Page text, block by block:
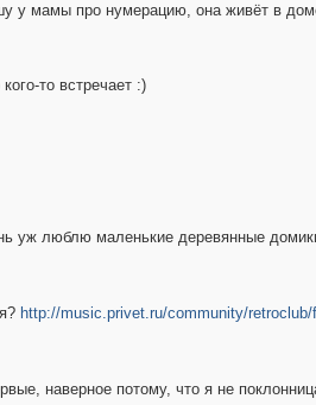
у мамы про нумерацию, она живёт в
то встречает :)
уж люблю маленькие деревянные
http://music.privet.ru/community/retroclub/
наверное потому, что я не